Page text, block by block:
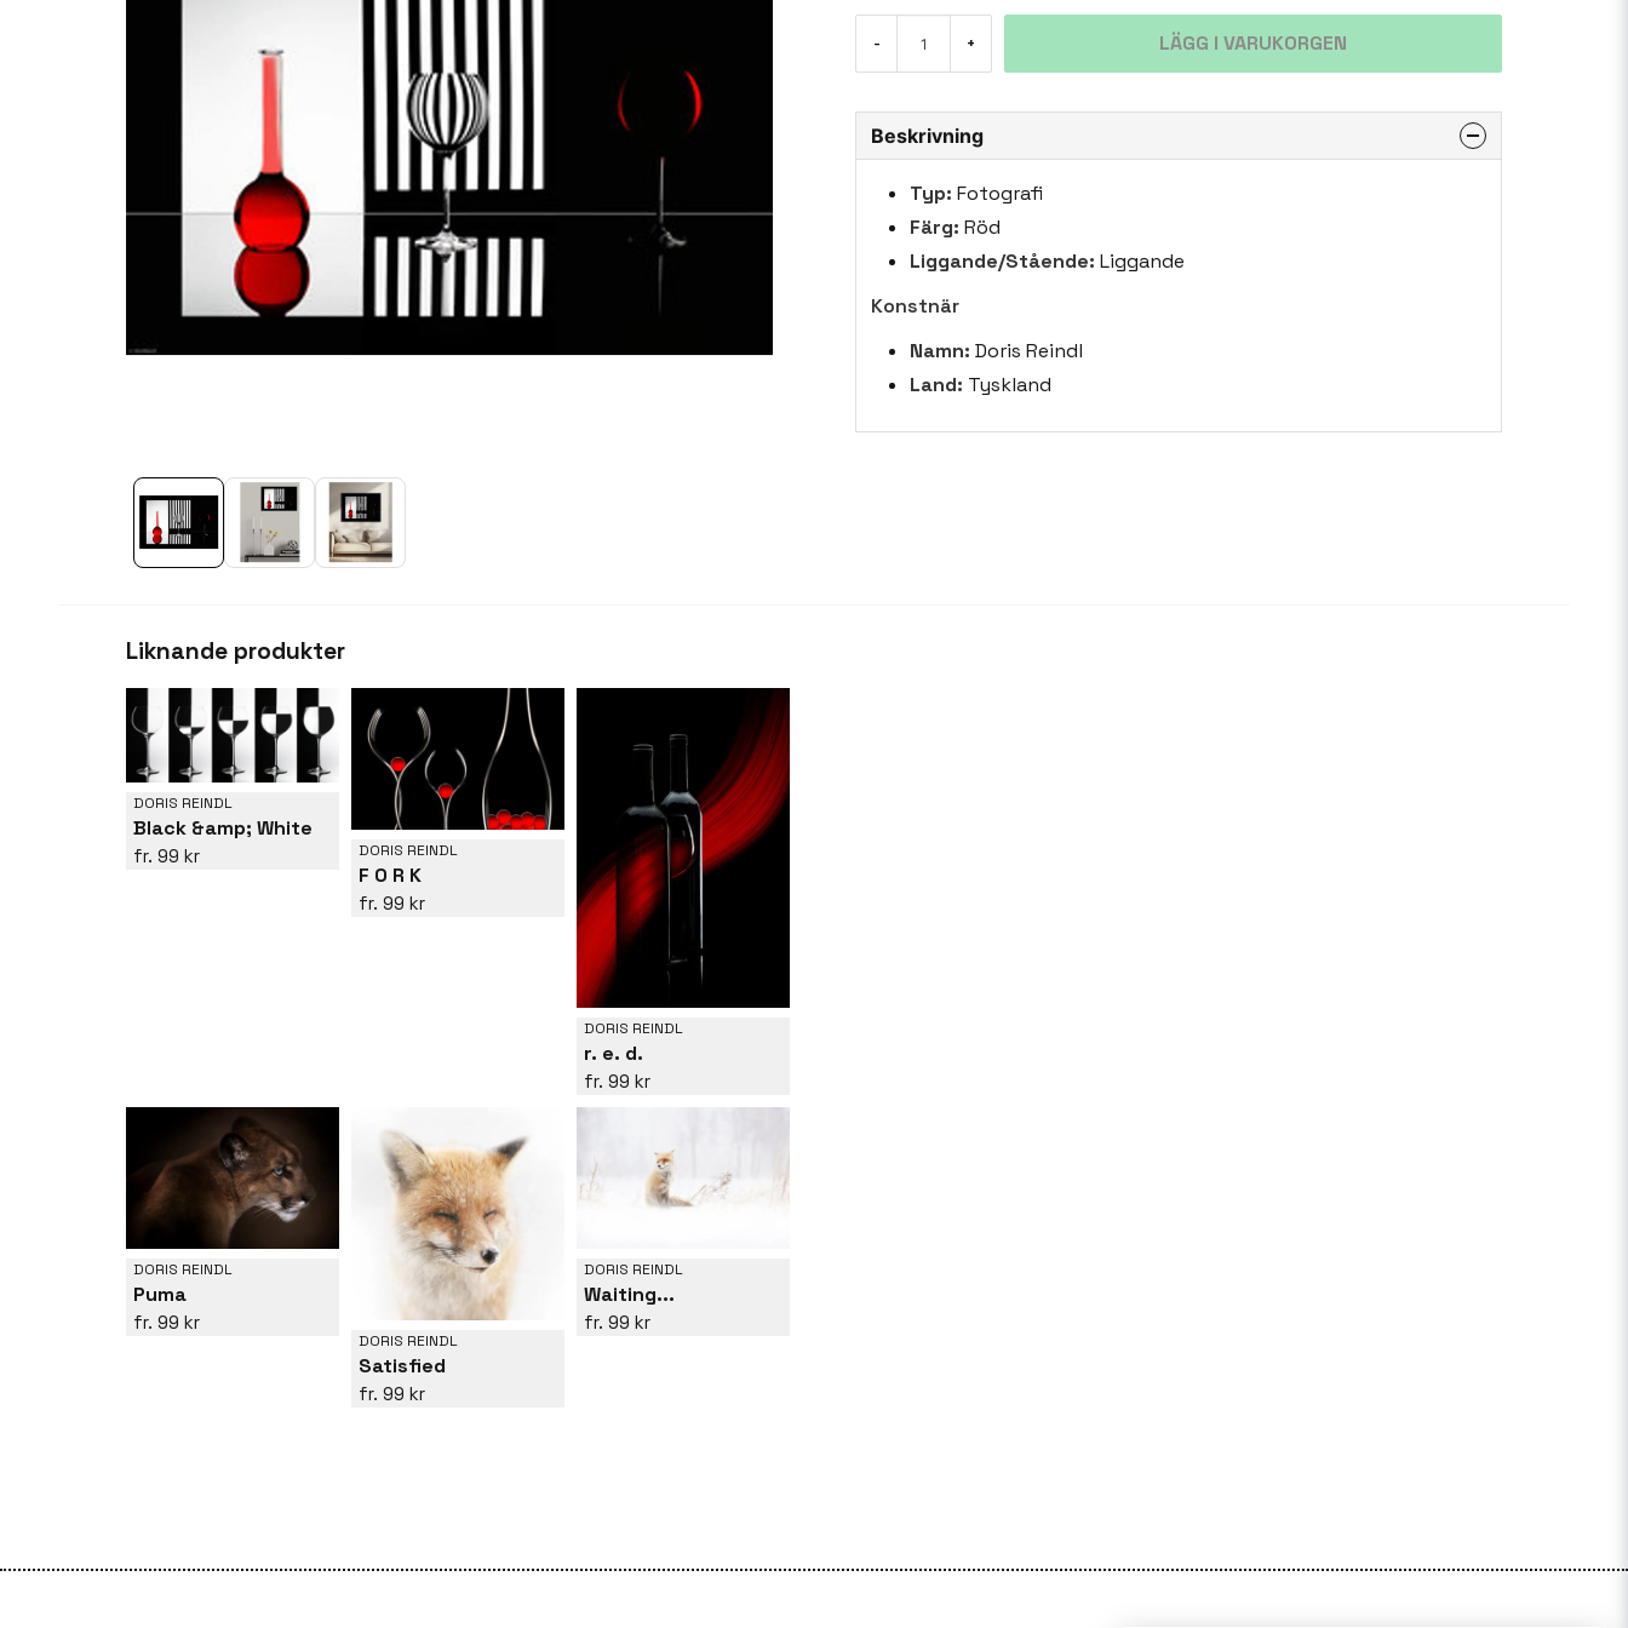
- + LÄGG I VARUKORGEN
Beskrivning
Typ: Fotografi
Färg: Röd
Liggande/Stående: Liggande
Konstnär
Namn: Doris Reindl
Land: Tyskland
Liknande produkter
DORIS REINDL
Black &amp; White
99 kr DORIS REINDL
F O R K
99 kr
DORIS REINDL
r. e. d.
99 kr
DORIS REINDL
Puma
99 kr
DORIS REINDL
Satisfied
99 kr
DORIS REINDL
Waiting...
99 kr